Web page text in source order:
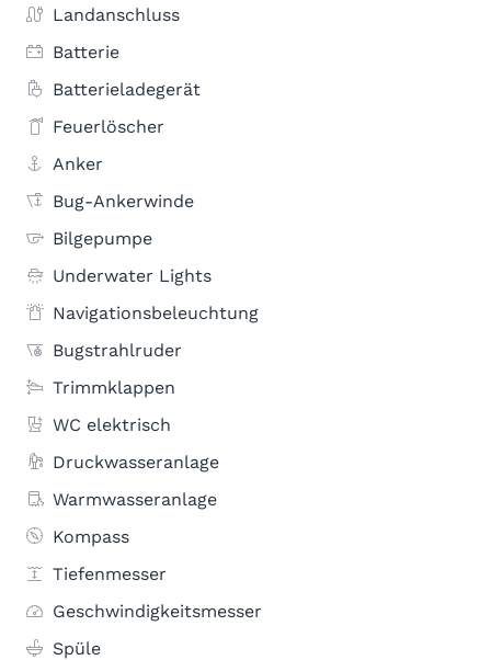
Landanschluss
Batterie
Batterieladegerät
Feuerlöscher
Anker
Bug-Ankerwinde
Bilgepumpe
Underwater Lights
Navigationsbeleuchtung
Bugstrahlruder
Trimmklappen
WC elektrisch
Druckwasseranlage
Warmwasseranlage
Kompass
Tiefenmesser
Geschwindigkeitsmesser
Spüle